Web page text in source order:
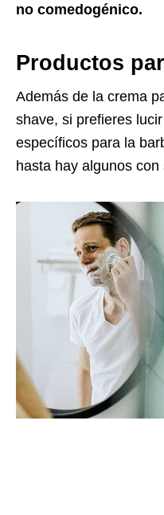
no comedogénico.
Productos
Además de la crema
shave, si prefieres
específicos para la
hasta hay algunos